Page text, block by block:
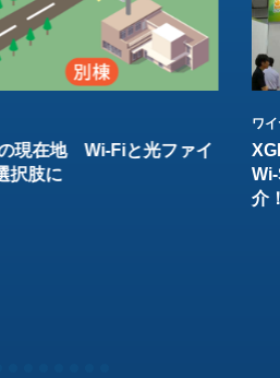
現在地 Wi-Fiと光ファイ
択肢に
ワ
介